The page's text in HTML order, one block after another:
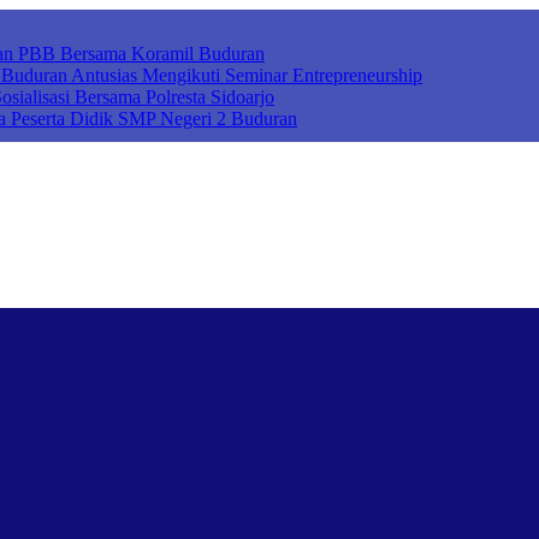
PBB Bersama Koramil Buduran
Antusias Mengikuti Seminar Entrepreneurship
Bersama Polresta Sidoarjo
Peserta Didik SMP Negeri 2 Buduran